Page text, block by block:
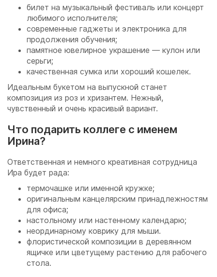
билет на музыкальный фестиваль или концерт
любимого исполнителя;
современные гаджеты и электроника для
продолжения обучения;
памятное ювелирное украшение — кулон или
серьги;
качественная сумка или хороший кошелек.
Идеальным букетом на выпускной станет
композиция из роз и хризантем. Нежный,
чувственный и очень красивый вариант.
Что подарить коллеге с именем
Ирина?
Ответственная и немного креативная сотрудница
Ира будет рада:
термочашке или именной кружке;
оригинальным канцелярским принадлежностям
для офиса;
настольному или настенному календарю;
неординарному коврику для мыши.
флористической композиции в деревянном
ящичке или цветущему растению для рабочего
стола.